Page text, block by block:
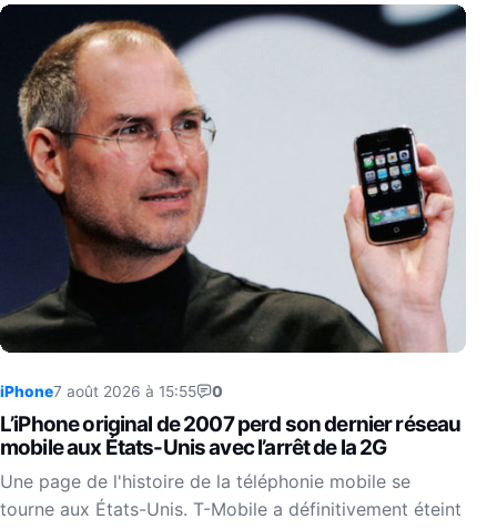
iPhone7 août 2026 à 15:55 0
L’iPhone original de 2007 perd son dernier réseau
mobile aux États-Unis avec l’arrêt de la 2G
Une page de l'histoire de la téléphonie mobile se
tourne aux États-Unis. T-Mobile a définitivement éteint